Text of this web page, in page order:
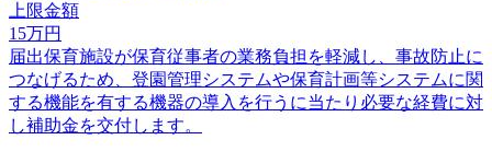
上限金額
15万円
届出保育施設が保育従事者の業務負担を軽減し、事故防止に
つなげるため、登園管理システムや保育計画等システムに関
する機能を有する機器の導入を行うに当たり必要な経費に対
し補助金を交付します。